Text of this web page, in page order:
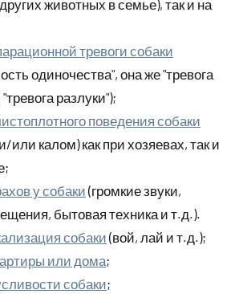
животных в семье), так и на
тревоги собаки
одиночества", она же "тревога
разлуки");
поведения собаки
или калом) как при хозяевах, так и
у собаки (громкие звуки,
бытовая техника и т.д.).
собаки (вой, лай и т.д.);
или дома;
собаки;